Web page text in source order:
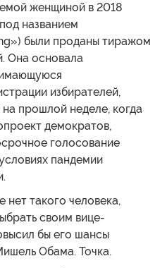
женщиной в 2018
названием
были проданы тиражом
Она основала
избирателей,
прошлой неделе, когда
демократов,
голосование
пандемии
нет такого человека,
своим вице-
бы его шансы
Обама. Точка.